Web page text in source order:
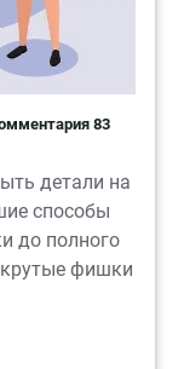
83
детали на
способы
до полного
фишки